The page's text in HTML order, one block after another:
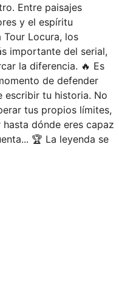
Entre paisajes
y el espíritu
Locura, los
importante del serial,
la diferencia. 🔥 Es
de defender
escribir tu historia. No
tus propios límites,
dónde eres capaz
🏆 La leyenda se